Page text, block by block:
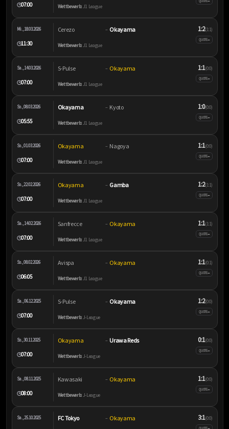
🕒07:00 Wettbewerb:J1 League
Mi., 18.03.2026
🕒11:30
Cerezo – Okayama
Wettbewerb:J1 League
1:2(1:1)
QUOTE–
Sa., 14.03.2026
🕒07:00
S-Pulse – Okayama
Wettbewerb:J1 League
1:1(0:0)
QUOTE–
So., 08.03.2026
🕒05:55
Okayama – Kyoto
Wettbewerb:J1 League
1:0(0:0)
QUOTE–
So., 01.03.2026
🕒07:00
Okayama – Nagoya
Wettbewerb:J1 League
1:1(0:0)
QUOTE–
So., 22.02.2026
🕒07:00
Okayama – Gamba
Wettbewerb:J1 League
1:2(1:1)
QUOTE–
Sa., 14.02.2026
🕒07:00
Sanfrecce – Okayama
Wettbewerb:J1 League
1:1(1:1)
QUOTE–
So., 08.02.2026
🕒06:05
Avispa – Okayama
Wettbewerb:J1 League
1:1(0:1)
QUOTE–
Sa., 06.12.2025
🕒07:00
S-Pulse – Okayama
Wettbewerb:J-League
1:2(0:0)
QUOTE–
So., 30.11.2025
🕒07:00
Okayama – Urawa Reds
Wettbewerb:J-League
0:1(0:0)
QUOTE–
Sa., 08.11.2025
🕒08:00
Kawasaki – Okayama
Wettbewerb:J-League
1:1(0:0)
QUOTE–
Sa., 25.10.2025 FC Tokyo – Okayama 3:1(0:0)